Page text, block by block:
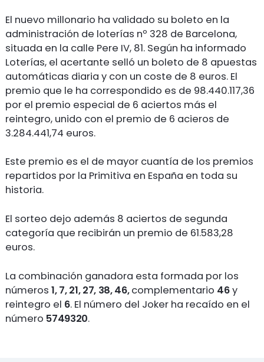
El nuevo millonario ha validado su boleto en la
administración de loterías nº 328 de Barcelona,
situada en la calle Pere IV, 81. Según ha informado
Loterías, el acertante selló un boleto de 8 apuestas
automáticas diaria y con un coste de 8 euros. El
premio que le ha correspondido es de 98.440.117,36
por el premio especial de 6 aciertos más el
reintegro, unido con el premio de 6 acieros de
3.284.441,74 euros.
Este premio es el de mayor cuantía de los premios
repartidos por la Primitiva en España en toda su
historia.
El sorteo dejo además 8 aciertos de segunda
categoría que recibirán un premio de 61.583,28
euros.
La combinación ganadora esta formada por los
números1, 7, 21, 27, 38, 46,complementario 46y
reintegro el 6. El número del Joker ha recaído en el
número 5749320.